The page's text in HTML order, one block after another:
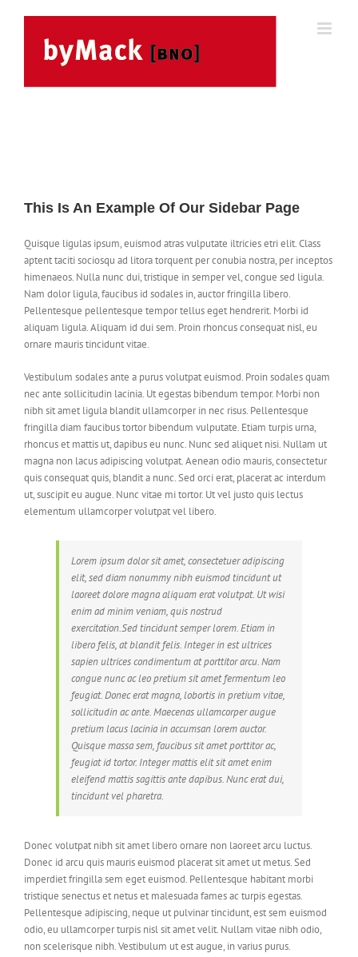
This Is An Example Of Our Sidebar Page
Quisque ligulas ipsum, euismod atras vulputate iltricies etri elit. Class
aptent taciti sociosqu ad litora torquent per conubia nostra, per inceptos
himenaeos. Nulla nunc dui, tristique in semper vel, congue sed ligula.
Nam dolor ligula, faucibus id sodales in, auctor fringilla libero.
Pellentesque pellentesque tempor tellus eget hendrerit. Morbi id
aliquam ligula. Aliquam id dui sem. Proin rhoncus consequat nisl, eu
ornare mauris tincidunt vitae.
Vestibulum sodales ante a purus volutpat euismod. Proin sodales quam
nec ante sollicitudin lacinia. Ut egestas bibendum tempor. Morbi non
nibh sit amet ligula blandit ullamcorper in nec risus. Pellentesque
fringilla diam faucibus tortor bibendum vulputate. Etiam turpis urna,
rhoncus et mattis ut, dapibus eu nunc. Nunc sed aliquet nisi. Nullam ut
magna non lacus adipiscing volutpat. Aenean odio mauris, consectetur
quis consequat quis, blandit a nunc. Sed orci erat, placerat ac interdum
ut, suscipit eu augue. Nunc vitae mi tortor. Ut vel justo quis lectus
elementum ullamcorper volutpat vel libero.
Lorem ipsum dolor sit amet, consectetuer adipiscing
elit, sed diam nonummy nibh euismod tincidunt ut
laoreet dolore magna aliquam erat volutpat. Ut wisi
enim ad minim veniam, quis nostrud
exercitation.Sed tincidunt semper lorem. Etiam in
libero felis, at blandit felis. Integer in est ultrices
sapien ultrices condimentum at porttitor arcu. Nam
congue nunc ac leo pretium sit amet fermentum leo
feugiat. Donec erat magna, lobortis in pretium vitae,
sollicitudin ac ante. Maecenas ullamcorper augue
pretium lacus lacinia in accumsan lorem auctor.
Quisque massa sem, faucibus sit amet porttitor ac,
feugiat id tortor. Integer mattis elit sit amet enim
eleifend mattis sagittis ante dapibus. Nunc erat dui,
tincidunt vel pharetra.
Donec volutpat nibh sit amet libero ornare non laoreet arcu luctus.
Donec id arcu quis mauris euismod placerat sit amet ut metus. Sed
imperdiet fringilla sem eget euismod. Pellentesque habitant morbi
tristique senectus et netus et malesuada fames ac turpis egestas.
Pellentesque adipiscing, neque ut pulvinar tincidunt, est sem euismod
odio, eu ullamcorper turpis nisl sit amet velit. Nullam vitae nibh odio,
non scelerisque nibh. Vestibulum ut est augue, in varius purus.